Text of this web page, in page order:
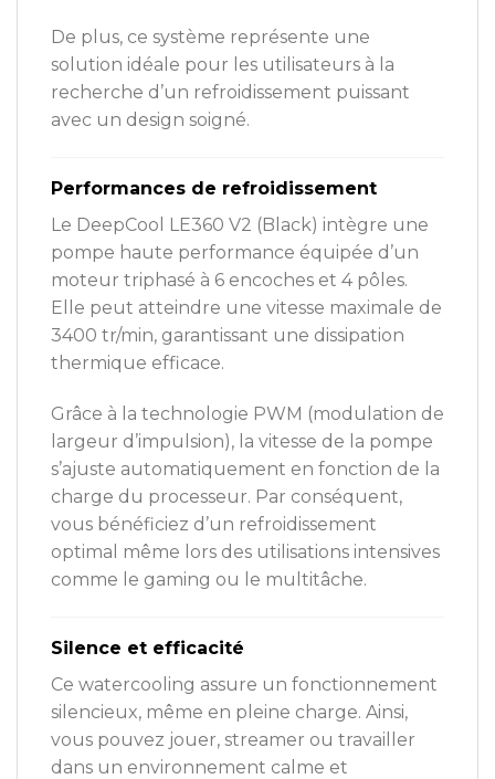
De plus, ce système représente une
solution idéale pour les utilisateurs à la
recherche d’un refroidissement puissant
avec un design soigné.
Performances de refroidissement
Le DeepCool LE360 V2 (Black) intègre une
pompe haute performance équipée d’un
moteur triphasé à 6 encoches et 4 pôles.
Elle peut atteindre une vitesse maximale de
3400 tr/min, garantissant une dissipation
thermique efficace.
Grâce à la technologie PWM (modulation de
largeur d’impulsion), la vitesse de la pompe
s’ajuste automatiquement en fonction de la
charge du processeur. Par conséquent,
vous bénéficiez d’un refroidissement
optimal même lors des utilisations intensives
comme le gaming ou le multitâche.
Silence et efficacité
Ce watercooling assure un fonctionnement
silencieux, même en pleine charge. Ainsi,
vous pouvez jouer, streamer ou travailler
dans un environnement calme et